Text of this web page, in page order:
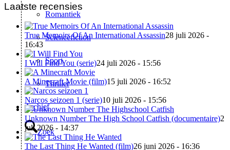
Romantiek
Sciencefiction
Sport
Thriller
Archief
Zoek
Laatste recensies
True Memoirs Of An International Assassin28 juli 2026 -
16:43
I Will Find You (serie)24 juli 2026 - 15:56
A Minecraft Movie (film)15 juli 2026 - 16:52
Narcos seizoen 1 (serie)10 juli 2026 - 15:56
Unknown Number The High School Catfish (documentaire)2
juli 2026 - 14:37
The Last Thing He Wanted (film)26 juni 2026 - 16:36